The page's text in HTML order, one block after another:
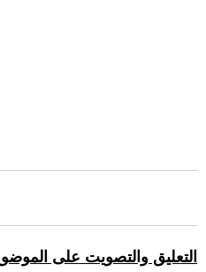
التعليق والتصويت على